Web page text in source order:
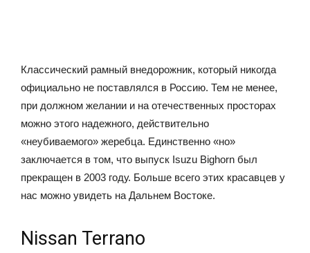
Классический рамный внедорожник, который никогда
официально не поставлялся в Россию. Тем не менее,
при должном желании и на отечественных просторах
можно этого надежного, действительно
«неубиваемого» жеребца. Единственно «но»
заключается в том, что выпуск Isuzu Bighorn был
прекращен в 2003 году. Больше всего этих красавцев у
нас можно увидеть на Дальнем Востоке.
Nissan Terrano